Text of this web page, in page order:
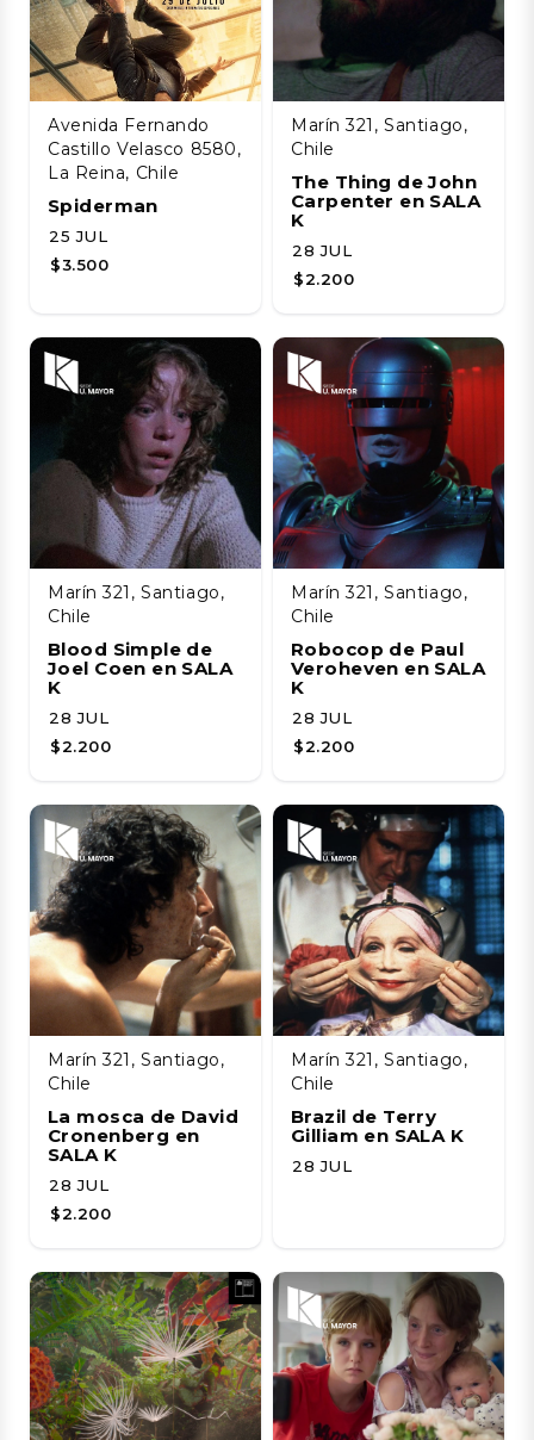
Avenida Fernando
Castillo Velasco 8580,
La Reina, Chile
Spiderman
25 JUL
$3.500
Marín 321, Santiago,
Chile
The Thing de John
Carpenter en SALA
K
28 JUL
$2.200
Marín 321, Santiago,
Chile
Blood Simple de
Joel Coen en SALA
K
28 JUL
$2.200
Marín 321, Santiago,
Chile
Robocop de Paul
Veroheven en SALA
K
28 JUL
$2.200
Marín 321, Santiago,
Chile
La mosca de David
Cronenberg en
SALA K
28 JUL
$2.200
Marín 321, Santiago,
Chile
Brazil de Terry
Gilliam en SALA K
28 JUL